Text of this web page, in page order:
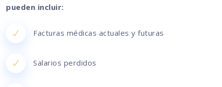
pueden incluir:
Facturas médicas actuales y futuras
Salarios perdidos